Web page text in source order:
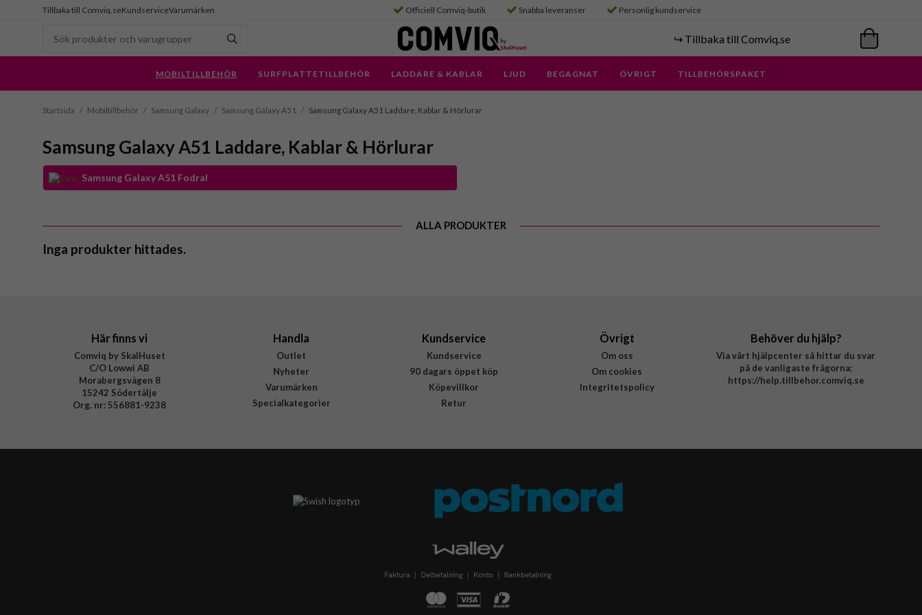
Tillbaka till Comviq.seKundserviceVarumärken Officiell Comviq-butik Snabba leveranser Personlig kundservice
↪️ Tillbaka till Comviq.se
MOBILTILLBEHÖR SURFPLATTETILLBEHÖR LADDARE & KABLAR LJUD BEGAGNAT ÖVRIGT TILLBEHÖRSPAKET
Startsida / Mobiltillbehör / Samsung Galaxy / Samsung Galaxy A51 / Samsung Galaxy A51 Laddare, Kablar & Hörlurar
Samsung Galaxy A51 Laddare, Kablar & Hörlurar
Samsung Galaxy A51 Fodral
ALLA PRODUKTER
Inga produkter hittades.
Här finns vi
Comviq by SkalHuset
C/O Lowwi AB
Morabergsvägen 8
15242 Södertälje
Org. nr: 556881-9238
Handla
Outlet
Nyheter
Varumärken
Specialkategorier
Kundservice
Kundservice
90 dagars öppet köp
Köpevillkor
Retur
Övrigt
Om oss
Om cookies
Integritetspolicy
Behöver du hjälp?
Via vårt hjälpcenter så hittar du svar
på de vanligaste frågorna:
https://help.tillbehor.comviq.se